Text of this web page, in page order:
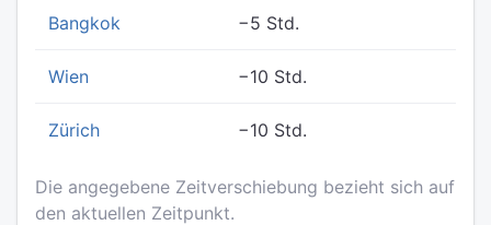
Bangkok −5 Std.
Wien −10 Std.
Zürich −10 Std.
Die angegebene Zeitverschiebung bezieht sich auf
den aktuellen Zeitpunkt.